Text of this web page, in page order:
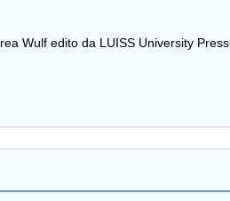
Wulf edito da LUISS University Press